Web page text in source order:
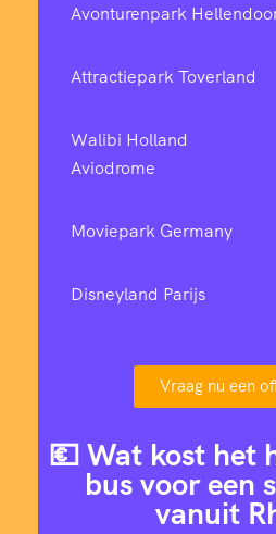
Avonturenpark
Attractiepark Toverland
Walibi Holland
Aviodrome
Moviepark Germany
Disneyland Parijs
Vraag nu een
💶 Wat kost het
bus voor een
vanuit